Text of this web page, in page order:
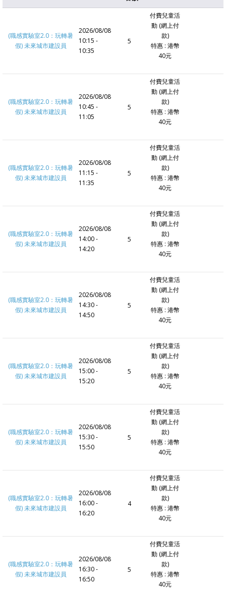
(職感實驗室2.0：玩轉暑
假) 未來城市建設員
2026/08/08
10:15 -
10:35
5
付費兒童活
動 (網上付
款)
特惠 : 港幣
40元
(職感實驗室2.0：玩轉暑
假) 未來城市建設員
2026/08/08
10:45 -
11:05
5
付費兒童活
動 (網上付
款)
特惠 : 港幣
40元
(職感實驗室2.0：玩轉暑
假) 未來城市建設員
2026/08/08
11:15 -
11:35
5
付費兒童活
動 (網上付
款)
特惠 : 港幣
40元
(職感實驗室2.0：玩轉暑
假) 未來城市建設員
2026/08/08
14:00 -
14:20
5
付費兒童活
動 (網上付
款)
特惠 : 港幣
40元
(職感實驗室2.0：玩轉暑
假) 未來城市建設員
2026/08/08
14:30 -
14:50
5
付費兒童活
動 (網上付
款)
特惠 : 港幣
40元
(職感實驗室2.0：玩轉暑
假) 未來城市建設員
2026/08/08
15:00 -
15:20
5
付費兒童活
動 (網上付
款)
特惠 : 港幣
40元
(職感實驗室2.0：玩轉暑
假) 未來城市建設員
2026/08/08
15:30 -
15:50
5
付費兒童活
動 (網上付
款)
特惠 : 港幣
40元
(職感實驗室2.0：玩轉暑
假) 未來城市建設員
2026/08/08
16:00 -
16:20
4
付費兒童活
動 (網上付
款)
特惠 : 港幣
40元
(職感實驗室2.0：玩轉暑
假) 未來城市建設員
2026/08/08
16:30 -
16:50
5
付費兒童活
動 (網上付
款)
特惠 : 港幣
40元